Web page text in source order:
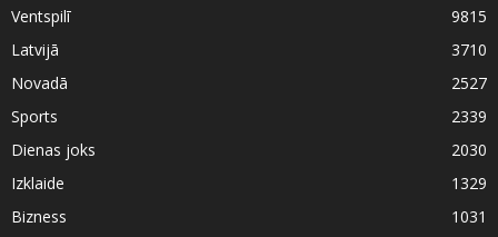
Ventspilī
9815
Latvijā
3710
Novadā
2527
Sports
2339
Dienas joks
2030
Izklaide
1329
Bizness
1031